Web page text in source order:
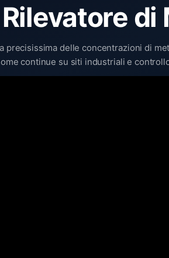
di
precisissima delle concentrazioni di
continue su siti industriali e